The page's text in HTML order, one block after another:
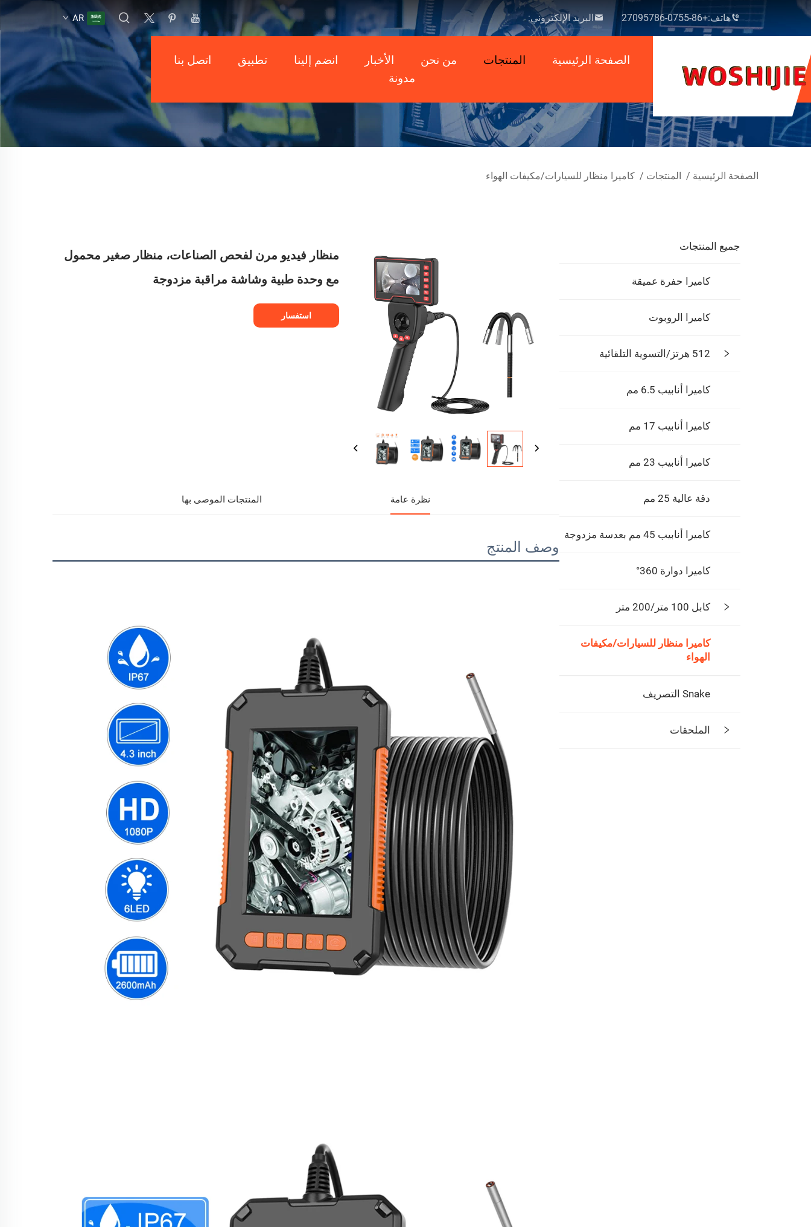
هاتف:+86-0755-27095786 البريد الإلكتروني: AR
الصفحة الرئيسية المنتجات من نحن الأخبار انضم إلينا تطبيق
اتصل بنا
مدونة
الصفحة الرئيسية / المنتجات / كاميرا منظار للسيارات/مكيفات الهواء
جميع المنتجات
كاميرا حفرة عميقة
كاميرا الروبوت
512 هرتز/التسوية التلقائية
كاميرا أنابيب 6.5 مم
كاميرا أنابيب 17 مم
كاميرا أنابيب 23 مم
دقة عالية 25 مم
كاميرا أنابيب 45 مم بعدسة مزدوجة
كاميرا دوارة 360°
كابل 100 متر/200 متر
كاميرا منظار للسيارات/مكيفات
الهواء
Snake التصريف
الملحقات
منظار فيديو مرن لفحص الصناعات، منظار صغير محمول
مع وحدة طبية وشاشة مراقبة مزدوجة
استفسار
نظرة عامة المنتجات الموصى بها
وصف المنتج